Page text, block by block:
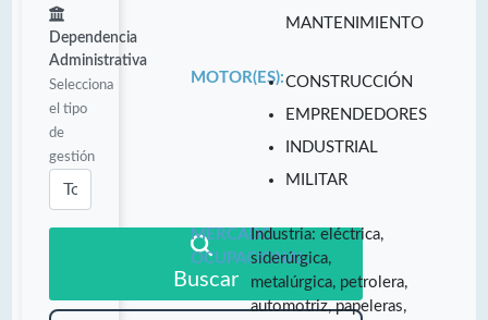
Dependencia
Administrativa
Selecciona
el tipo
de
gestión
Buscar
MANTENIMIENTO
MOTOR(ES):CONSTRUCCIÓN
EMPRENDEDORES
INDUSTRIAL
MILITAR
MERCADO
OCUPACIONAL:
Industria: eléctrica,
siderúrgica,
metalúrgica, petrolera,
automotriz, papeleras,